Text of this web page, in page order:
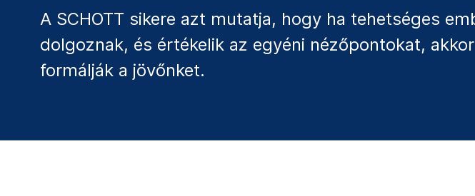
A SCHOTT sikere azt mutatja, hogy ha tehetséges
dolgoznak, és értékelik az egyéni nézőpontokat,
formálják a jövőnket.